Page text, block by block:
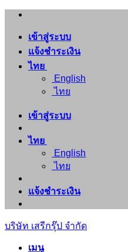
ข้าม
เนื้อหา
เข้าสู่ระบบ
แจ้งชำระเงิน
ไทย
English
ไทย
เข้าสู่ระบบ
ไทย
English
ไทย
แจ้งชำระเงิน
บริษัท เสรีกรุ๊ป จำกัด
เมนู